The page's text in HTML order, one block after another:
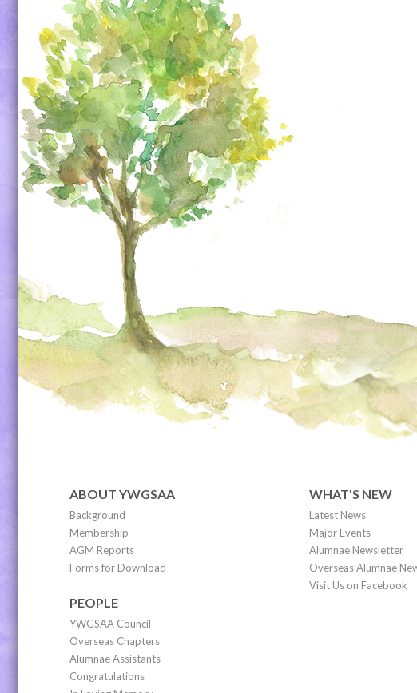
ABOUT YWGSAA
Background
Membership
AGM Reports
Forms for Download
WHAT'S NEW
Latest News
Major Events
Alumnae Newsletter
Overseas Alumnae
Visit Us on Facebook
PEOPLE
YWGSAA Council
Overseas Chapters
Alumnae Assistants
Congratulations